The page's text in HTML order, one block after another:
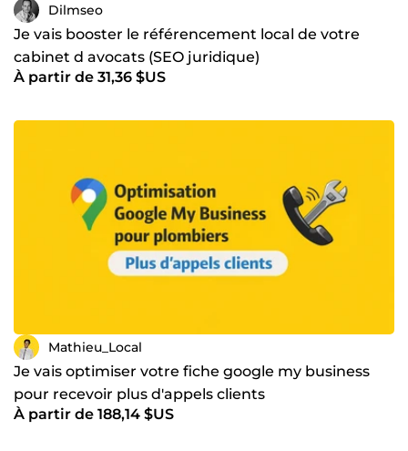
Dilmseo
Je vais booster le référencement local de votre
cabinet d avocats (SEO juridique)
À partir de 31,36 $US
Mathieu_Local
Je vais optimiser votre fiche google my business
pour recevoir plus d'appels clients
À partir de 188,14 $US